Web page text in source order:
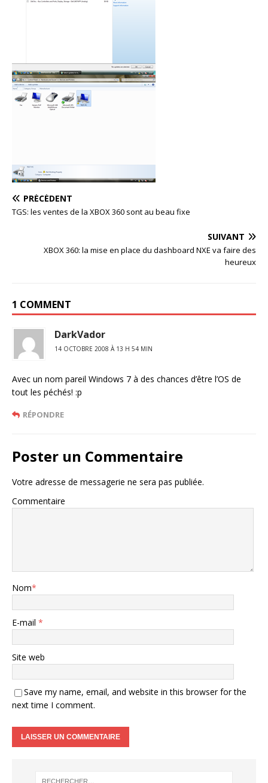
PRÉCÉDENT
TGS: les ventes de la XBOX 360 sont au beau fixe
SUIVANT
XBOX 360: la mise en place du dashboard NXE va faire des
heureux
1 COMMENT
DarkVador
14 OCTOBRE 2008 À 13 H 54 MIN
Avec un nom pareil Windows 7 à des chances d’être l’OS de
tout les péchés! :p
RÉPONDRE
Poster un Commentaire
Votre adresse de messagerie ne sera pas publiée.
Commentaire
Nom*
E-mail *
Site web
Save my name, email, and website in this browser for the
next time I comment.